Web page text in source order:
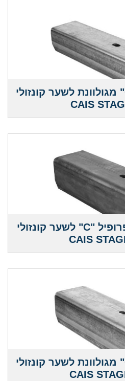
מסילה בפרופיל "C" מגולוונת לשער קונזולי
מסילה קונזולית בפרופיל "C" לשער קונזולי
מסילה בפרופיל "C" מגולוונת לשער קונזולי